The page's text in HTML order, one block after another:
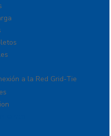
a la Red Grid-Tie